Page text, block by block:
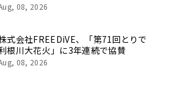
08, 2026
式会社FREEDiVE、「第71回とりで
根川大花火」に3年連続で協賛
08, 2026